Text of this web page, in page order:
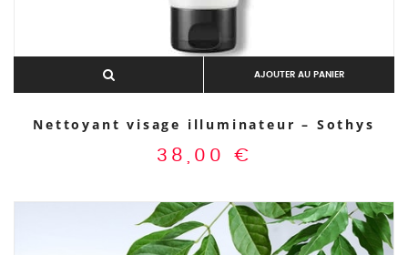
AJOUTER AU PANIER
Nettoyant visage illuminateur – Sothys
38,00 €